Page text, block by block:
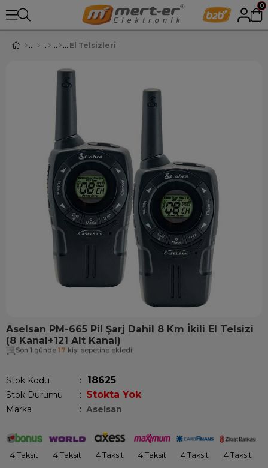
0
El Telsizleri
Aselsan PM-665 Pil Şarj Dahil 8 Km İkili El Telsizi
(8 Kanal+121 Alt Kanal)
Son 1 günde 17 kişi sepetine ekledi!
Stok Kodu 18625
Stok Durumu : Stokta Yok
Marka : Aselsan
4 Taksit 4 Taksit 4 Taksit 4 Taksit 4 Taksit 4 Taksit